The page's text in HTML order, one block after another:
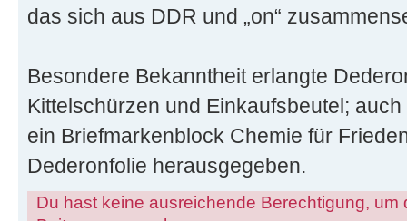
das sich aus DDR und „on“
Besondere Bekanntheit erlangte
Kittelschürzen und Einkaufsbeutel;
ein Briefmarkenblock Chemie für
Dederonfolie herausgegeben.
Du hast keine ausreichende Berechtigung,